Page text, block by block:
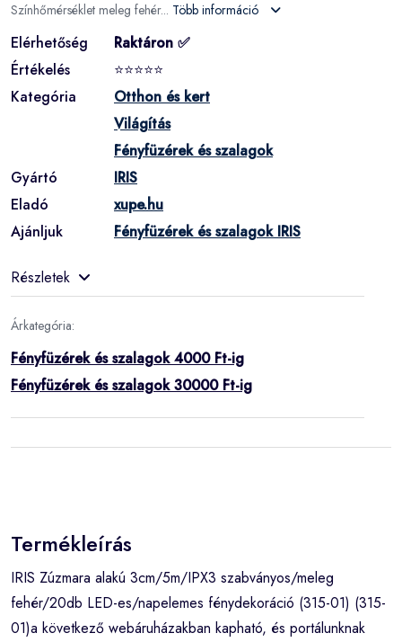
Színhőmérséklet meleg fehér... Több információ
Elérhetőség
Raktáron ✅
Értékelés
⭐⭐⭐⭐⭐
Kategória
Otthon és kert
Világítás
Fényfüzérek és szalagok
Gyártó
IRIS
Eladó
xupe.hu
Ajánljuk
Fényfüzérek és szalagok IRIS
Részletek
Árkategória:
Fényfüzérek és szalagok 4000 Ft-ig
Fényfüzérek és szalagok 30000 Ft-ig
Termékleírás
IRIS Zúzmara alakú 3cm/5m/IPX3 szabványos/meleg
fehér/20db LED-es/napelemes fénydekoráció (315-01) (315-
01)a következő webáruházakban kapható, és portálunknak